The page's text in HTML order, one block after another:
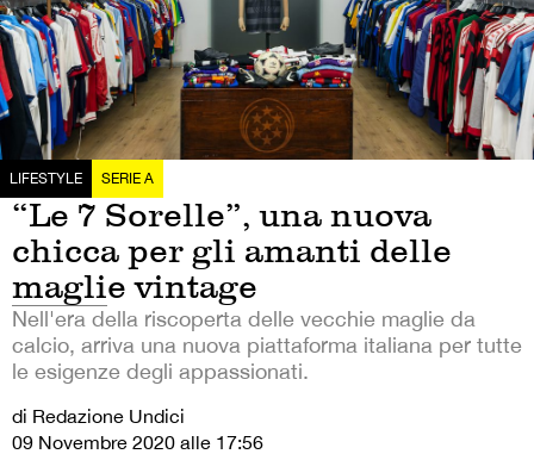
LIFESTYLE SERIE A
“Le 7 Sorelle”, una nuova
chicca per gli amanti delle
maglie vintage
Nell'era della riscoperta delle vecchie maglie da
calcio, arriva una nuova piattaforma italiana per tutte
le esigenze degli appassionati.
di Redazione Undici
09 Novembre 2020 alle 17:56